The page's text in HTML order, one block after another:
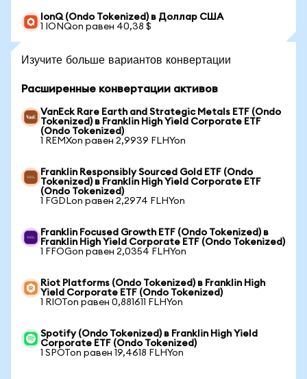
IonQ (Ondo Tokenized) в Доллар США
1 IONQon равен 40,38 $
Изучите больше вариантов конвертации
Расширенные конвертации активов
VanEck Rare Earth and Strategic Metals ETF (Ondo
Tokenized) в Franklin High Yield Corporate ETF
(Ondo Tokenized)
1 REMXon равен 2,9939 FLHYon
Franklin Responsibly Sourced Gold ETF (Ondo
Tokenized) в Franklin High Yield Corporate ETF
(Ondo Tokenized)
1 FGDLon равен 2,2974 FLHYon
Franklin Focused Growth ETF (Ondo Tokenized) в
Franklin High Yield Corporate ETF (Ondo Tokenized)
1 FFOGon равен 2,0354 FLHYon
Riot Platforms (Ondo Tokenized) в Franklin High
Yield Corporate ETF (Ondo Tokenized)
1 RIOTon равен 0,881611 FLHYon
Spotify (Ondo Tokenized) в Franklin High Yield
Corporate ETF (Ondo Tokenized)
1 SPOTon равен 19,4618 FLHYon